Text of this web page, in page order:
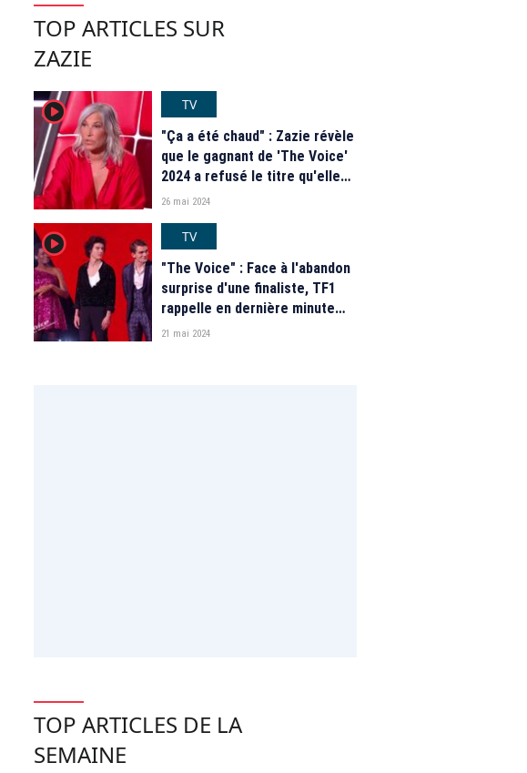
TOP ARTICLES SUR
ZAZIE
player2
TV
"Ça a été chaud" : Zazie révèle
que le gagnant de 'The Voice'
2024 a refusé le titre qu'elle
lui avait composé
26 mai 2024
player2
TV
"The Voice" : Face à l'abandon
surprise d'une finaliste, TF1
rappelle en dernière minute
une candidate éliminée
21 mai 2024
TOP ARTICLES DE LA
SEMAINE